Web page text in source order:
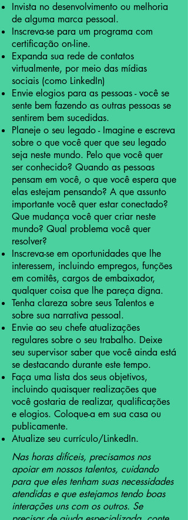
Invista no desenvolvimento ou melhoria
de alguma marca pessoal.
Inscreva-se para um programa com
certificação on-line.
Expanda sua rede de contatos
virtualmente, por meio das mídias
sociais (como LinkedIn)
Envie elogios para as pessoas - você se
sente bem fazendo as outras pessoas se
sentirem bem sucedidas.
Planeje o seu legado - Imagine e escreva
sobre o que você quer que seu legado
seja neste mundo. Pelo que você quer
ser conhecido? Quando as pessoas
pensam em você, o que você espera que
elas estejam pensando? A que assunto
importante você quer estar conectado?
Que mudança você quer criar neste
mundo? Qual problema você quer
resolver?
Inscreva-se em oportunidades que lhe
interessem, incluindo empregos, funções
em comitês, cargos de embaixador,
qualquer coisa que lhe pareça digna.
Tenha clareza sobre seus Talentos e
sobre sua narrativa pessoal.
Envie ao seu chefe atualizações
regulares sobre o seu trabalho. Deixe
seu supervisor saber que você ainda está
se destacando durante este tempo.
Faça uma lista dos seus objetivos,
incluindo quaisquer realizações que
você gostaria de realizar, qualificações
e elogios. Coloque-a em sua casa ou
publicamente.
Atualize seu currículo/LinkedIn.
Nas horas difíceis, precisamos nos
apoiar em nossos talentos, cuidando
para que eles tenham suas necessidades
atendidas e que estejamos tendo boas
interações uns com os outros. Se